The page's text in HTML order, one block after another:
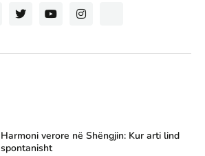
Harmoni verore në Shëngjin: Kur arti lind
spontanisht